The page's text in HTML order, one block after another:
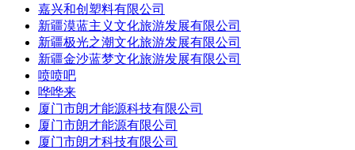
嘉兴和创塑料有限公司
新疆漠蓝主义文化旅游发展有限公司
新疆极光之潮文化旅游发展有限公司
新疆金沙蓝梦文化旅游发展有限公司
喷喷吧
哗哗来
厦门市朗才能源科技有限公司
厦门市朗才能源有限公司
厦门市朗才科技有限公司